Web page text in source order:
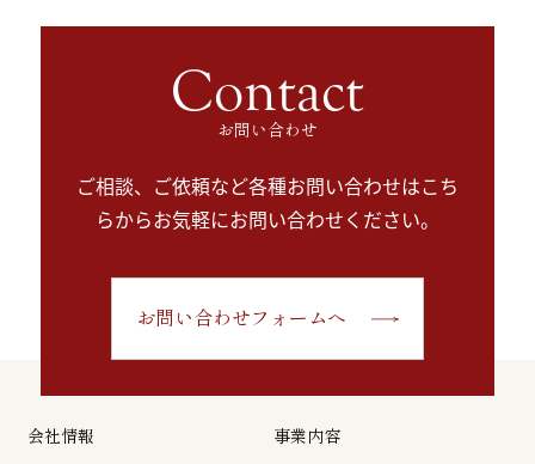
Contact
お問い合わせ
ご相談、ご依頼など各種お問い合わせはこち
らからお気軽にお問い合わせください。
お問い合わせフォームへ
会社情報 事業内容